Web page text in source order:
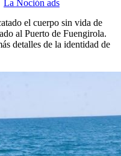
La Noción ads
el cuerpo sin vida de
al Puerto de Fuengirola.
detalles de la identidad de